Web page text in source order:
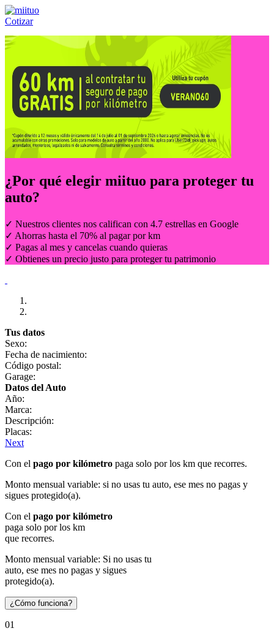
Cotizar
Llámanos al:(55) 84-21-05-00 ó
¿Por qué elegir miituo para proteger tu
auto?
✓ Nuestros clientes nos califican con 4.7 estrellas en Google
✓ Ahorras hasta el 70% al pagar por km
✓ Pagas al mes y cancelas cuando quieras
✓ Obtienes un precio justo para proteger tu patrimonio
Tus datos
Sexo:
Fecha de nacimiento:
Código postal:
Garage:
Datos del Auto
Año:
Marca:
Descripción:
Placas:
Next
Con el pago por kilómetro paga solo por los km que recorres.
Monto mensual variable: si no usas tu auto, ese mes no pagas y
sigues protegido(a).
Con el pago por kilómetro
paga solo por los km
que recorres.
Monto mensual variable: Si no usas tu
auto, ese mes no pagas y sigues
protegido(a).
¿Cómo funciona?
01